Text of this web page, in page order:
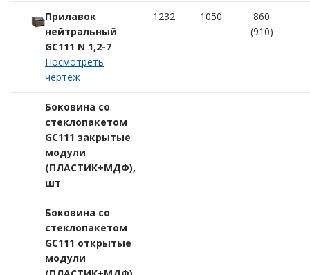
Прилавок
нейтральный
GC111 N 1,2-7
Посмотреть
чертеж
1232 1050
860
(910)
Боковина со
стеклопакетом
GC111 закрытые
модули
(ПЛАСТИК+МДФ),
шт
Боковина со
стеклопакетом
GC111 открытые
модули